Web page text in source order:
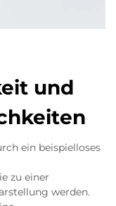
und
ein beispielloses
zu einer
werden.